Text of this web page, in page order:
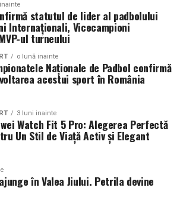
statutul de lider al padbolului
Internaționali, Vicecampioni
ul turneului
o lună inainte
Naționale de Padbol confirmă
acestui sport în România
3 luni inainte
Watch Fit 5 Pro: Alegerea Perfectă
Un Stil de Viață Activ și Elegant
în Valea Jiului. Petrila devine